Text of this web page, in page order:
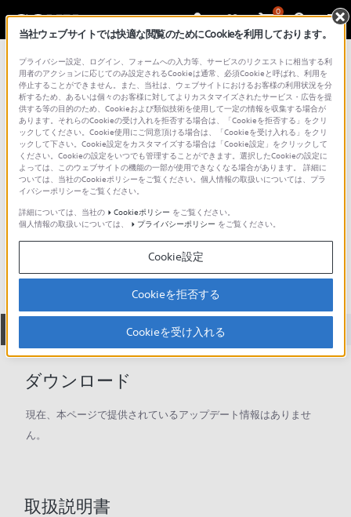
0
総合サポート・お問い合わせ カーオーディオ チェンジャー
CDX-565MXRF
ダウンロード 取扱説明書
ダウンロード
現在、本ページで提供されているアップデート情報はありませ
ん。
取扱説明書
当社ウェブサイトでは快適な閲覧のためにCookieを利用しております。
プライバシー設定、ログイン、フォームへの入力等、サービスのリクエストに相当する利
用者のアクションに応じてのみ設定されるCookieは通常、必須Cookieと呼ばれ、利用を
停止することができません。また、当社は、ウェブサイトにおけるお客様の利用状況を分
析するため、あるいは個々のお客様に対してよりカスタマイズされたサービス・広告を提
供する等の目的のため、Cookieおよび類似技術を使用して一定の情報を収集する場合が
あります。それらのCookieの受け入れを拒否する場合は、「Cookieを拒否する」をクリ
ックしてください。Cookie使用にご同意頂ける場合は、「Cookieを受け入れる」をクリ
ックして下さい。Cookie設定をカスタマイズする場合は「Cookie設定」をクリックして
ください。Cookieの設定をいつでも管理することができます。選択したCookieの設定に
よっては、このウェブサイトの機能の一部が使用できなくなる場合があります。 詳細に
ついては、当社のCookieポリシーをご覧ください。個人情報の取扱いについては、プラ
イバシーポリシーをご覧ください。
詳細については、当社の
Cookieポリシー をご覧ください。
個人情報の取扱いについては、
プライバシーポリシー をご覧ください。
Cookie設定
Cookieを拒否する
Cookieを受け入れる